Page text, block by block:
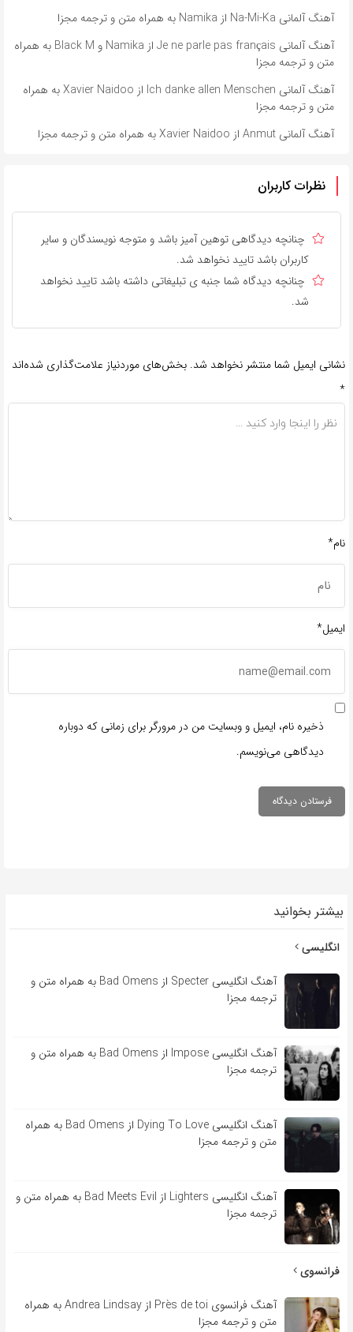
آهنگ آلمانی ​​Na-Mi-Ka از Namika به همراه متن و ترجمه مجزا
آهنگ آلمانی ​​Je ne parle pas français از Namika و Black M به همراه
متن و ترجمه مجزا
آهنگ آلمانی ​​Ich danke allen Menschen از Xavier Naidoo به همراه
متن و ترجمه مجزا
آهنگ آلمانی ​​Anmut از Xavier Naidoo به همراه متن و ترجمه مجزا
نظرات کاربران
چنانچه دیدگاهی توهین آمیز باشد و متوجه نویسندگان و سایر
کاربران باشد تایید نخواهد شد.
چنانچه دیدگاه شما جنبه ی تبلیغاتی داشته باشد تایید نخواهد
شد.
نشانی ایمیل شما منتشر نخواهد شد. بخش‌های موردنیاز علامت‌گذاری شده‌اند
*
نام*
ایمیل*
ذخیره نام، ایمیل و وبسایت من در مرورگر برای زمانی که دوباره
دیدگاهی می‌نویسم.
بیشتر بخوانید
انگلیسی
آهنگ انگلیسی Specter از Bad Omens به همراه متن و
ترجمه مجزا
آهنگ انگلیسی Impose از Bad Omens به همراه متن و
ترجمه مجزا
آهنگ انگلیسی Dying To Love از Bad Omens به همراه
متن و ترجمه مجزا
آهنگ انگلیسی Lighters از Bad Meets Evil به همراه متن و
ترجمه مجزا
فرانسوی
آهنگ فرانسوی Près de toi از Andrea Lindsay به همراه
متن و ترجمه مجزا